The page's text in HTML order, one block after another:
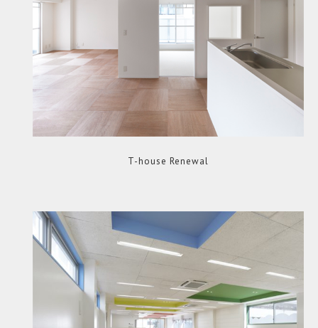
T-house Renewal